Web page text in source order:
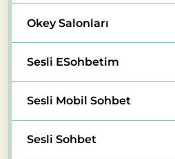
Okey Salonları
Sesli ESohbetim
Sesli Mobil Sohbet
Sesli Sohbet